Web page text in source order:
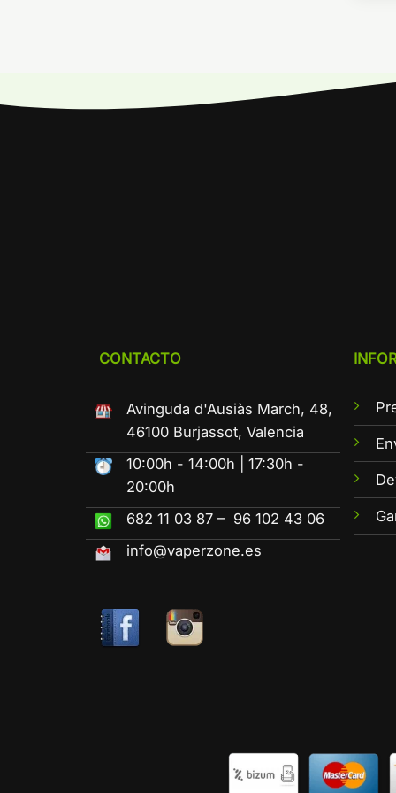
CONTACTO
Avinguda d'Ausiàs March, 48,
46100 Burjassot, Valencia
10:00h - 14:00h | 17:30h -
20:00h
682 11 03 87 – 96 102 43 06
info@vaperzone.es